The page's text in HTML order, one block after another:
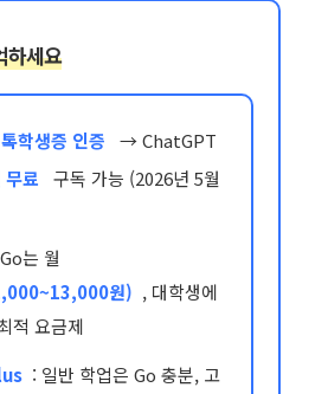
하세요
톡학생증 인증
→ ChatGPT
료
구독 가능 (2026년 5월
는 월
원) , 대학생에
적 요금제
: 일반 학업은 Go 충분, 고